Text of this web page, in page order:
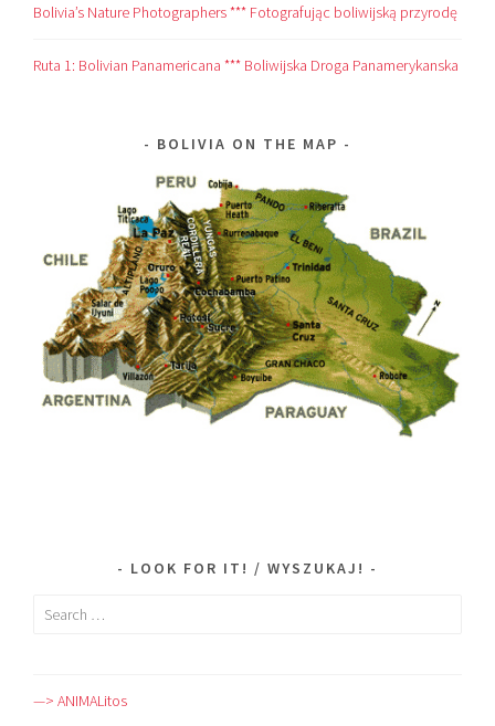
Bolivia’s Nature Photographers *** Fotografując boliwijską przyrodę
Ruta 1: Bolivian Panamericana *** Boliwijska Droga Panamerykanska
BOLIVIA ON THE MAP
LOOK FOR IT! / WYSZUKAJ!
Search
—> ANIMALitos